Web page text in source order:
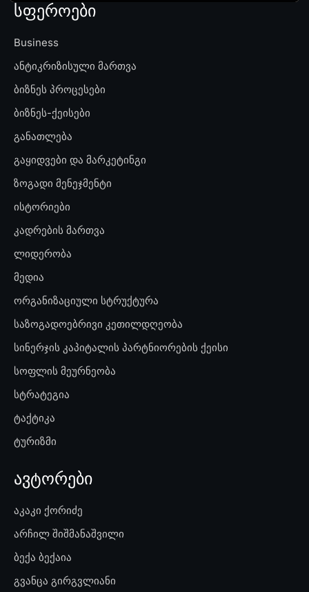
სფეროები
Business
ანტიკრიზისული მართვა
ბიზნეს პროცესები
ბიზნეს-ქეისები
განათლება
გაყიდვები და მარკეტინგი
ზოგადი მენეჯმენტი
ისტორიები
კადრების მართვა
ლიდერობა
მედია
ორგანიზაციული სტრუქტურა
საზოგადოებრივი კეთილდღეობა
სინერჯის კაპიტალის პარტნიორების ქეისი
სოფლის მეურნეობა
სტრატეგია
ტაქტიკა
ტურიზმი
ავტორები
აკაკი ქორიძე
არჩილ შიშმანაშვილი
ბექა ბექაია
გვანცა გირგვლიანი